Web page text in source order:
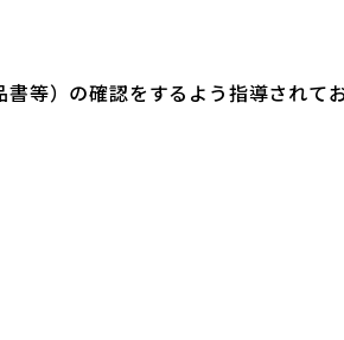
等）の確認をするよう指導されて